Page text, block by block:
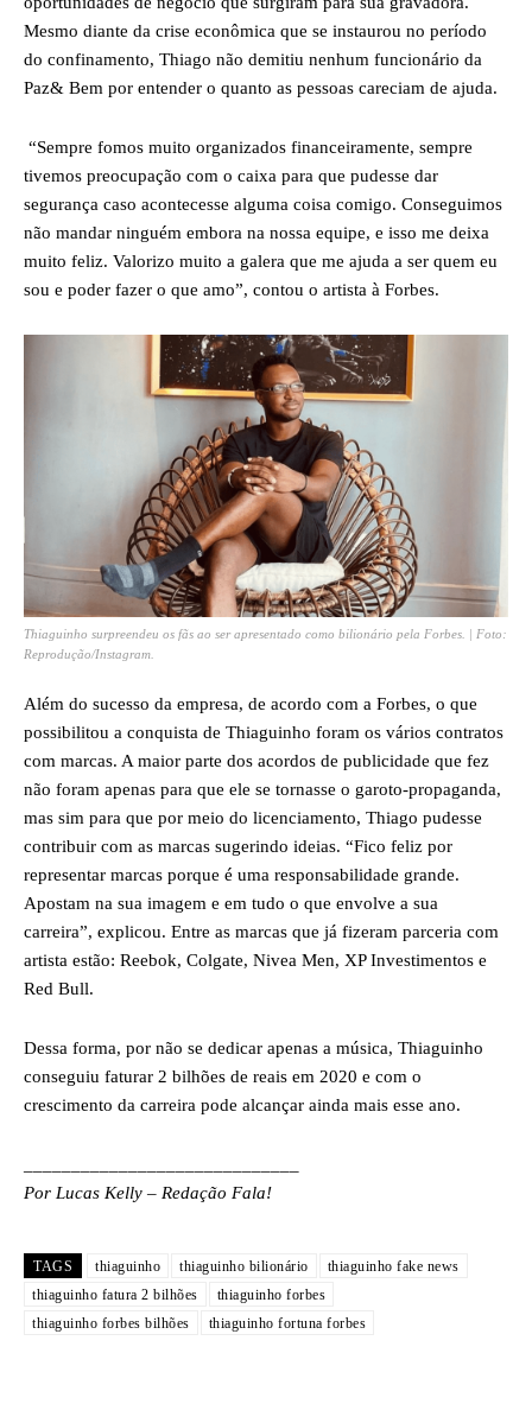
Mesmo diante da crise econômica que se instaurou no período
do confinamento, Thiago não demitiu nenhum funcionário da
Paz& Bem por entender o quanto as pessoas careciam de ajuda.
“Sempre fomos muito organizados financeiramente, sempre
tivemos preocupação com o caixa para que pudesse dar
segurança caso acontecesse alguma coisa comigo. Conseguimos
não mandar ninguém embora na nossa equipe, e isso me deixa
muito feliz. Valorizo muito a galera que me ajuda a ser quem eu
sou e poder fazer o que amo”, contou o artista à Forbes.
Thiaguinho surpreendeu os fãs ao ser apresentado como bilionário pela Forbes. | Foto:
Reprodução/Instagram.
Além do sucesso da empresa, de acordo com a Forbes, o que
possibilitou a conquista de Thiaguinho foram os vários contratos
com marcas. A maior parte dos acordos de publicidade que fez
não foram apenas para que ele se tornasse o garoto-propaganda,
mas sim para que por meio do licenciamento, Thiago pudesse
contribuir com as marcas sugerindo ideias. “Fico feliz por
representar marcas porque é uma responsabilidade grande.
Apostam na sua imagem e em tudo o que envolve a sua
carreira”, explicou. Entre as marcas que já fizeram parceria com
artista estão: Reebok, Colgate, Nivea Men, XP Investimentos e
Red Bull.
Dessa forma, por não se dedicar apenas a música, Thiaguinho
conseguiu faturar 2 bilhões de reais em 2020 e com o
crescimento da carreira pode alcançar ainda mais esse ano.
Por Lucas Kelly – Redação Fala!
TAGS thiaguinho thiaguinho bilionário
thiaguinho fake news
thiaguinho fatura 2 bilhões
thiaguinho forbes
thiaguinho forbes bilhões
thiaguinho fortuna forbes